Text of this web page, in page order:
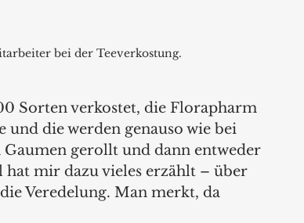
bei der Teeverkostung.
Sorten verkostet, die Florapharm
und die werden genauso wie bei
gerollt und dann entweder
mir dazu vieles erzählt – über
Veredelung. Man merkt, da